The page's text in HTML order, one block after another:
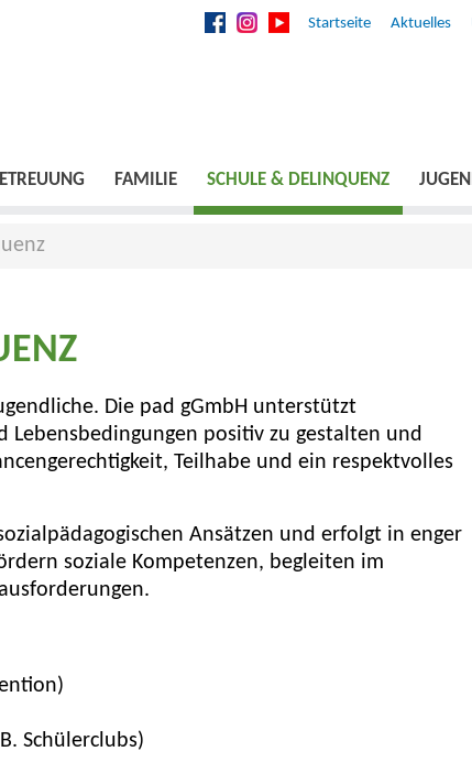
Startseite Aktuelles
FAMILIE SCHULE & DELINQUENZ
Die pad gGmbH unterstützt
positiv zu gestalten und
Teilhabe und ein respektvolles
Ansätzen und erfolgt in enger
soziale Kompetenzen, begleiten im
Schülerclubs)